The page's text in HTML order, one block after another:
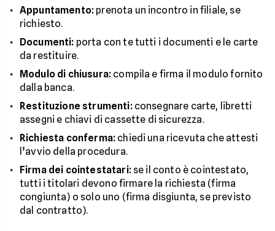
Appuntamento: prenota un incontro in filiale, se
richiesto.
Documenti: porta con te tutti i documenti e le carte
da restituire.
Modulo di chiusura: compila e firma il modulo fornito
dalla banca.
Restituzione strumenti:consegnare carte, libretti
assegni e chiavi di cassette di sicurezza.
Richiesta conferma: chiedi una ricevuta che attesti
l’avvio della procedura.
Firma dei cointestatari:se il conto è cointestato,
tutti i titolari devono firmare la richiesta (firma
congiunta) o solo uno (firma disgiunta, se previsto
dal contratto).